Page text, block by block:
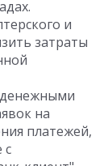
и
затраты
на
платежей,
с